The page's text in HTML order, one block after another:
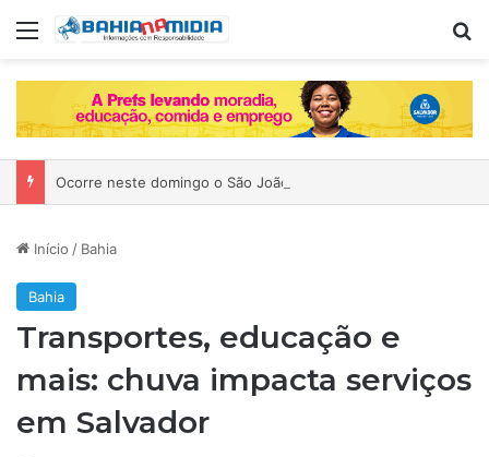
Menu
Início / Bahia
Bahia
Transportes, educação e
mais: chuva impacta serviços
em Salvador